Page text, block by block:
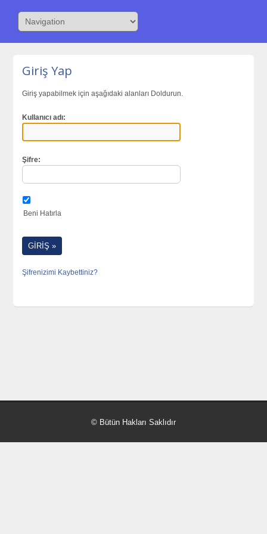
Giriş Yap
Giriş yapabilmek için aşağıdaki alanları Doldurun.
Kullanıcı adı:
Şifre:
Beni Hatırla
Şifrenizimi Kaybettiniz?
© Bütün Hakları Saklıdır